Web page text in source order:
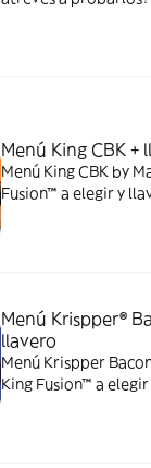
Menú King CBK +
Menú King CBK by
Fusion™ a elegir y
Menú Krispper®
llavero
Menú Krispper
King Fusion™ a